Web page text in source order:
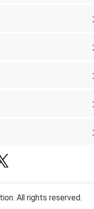
All rights reserved.